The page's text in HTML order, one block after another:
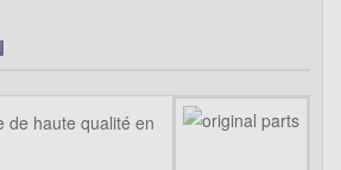
de haute qualité en